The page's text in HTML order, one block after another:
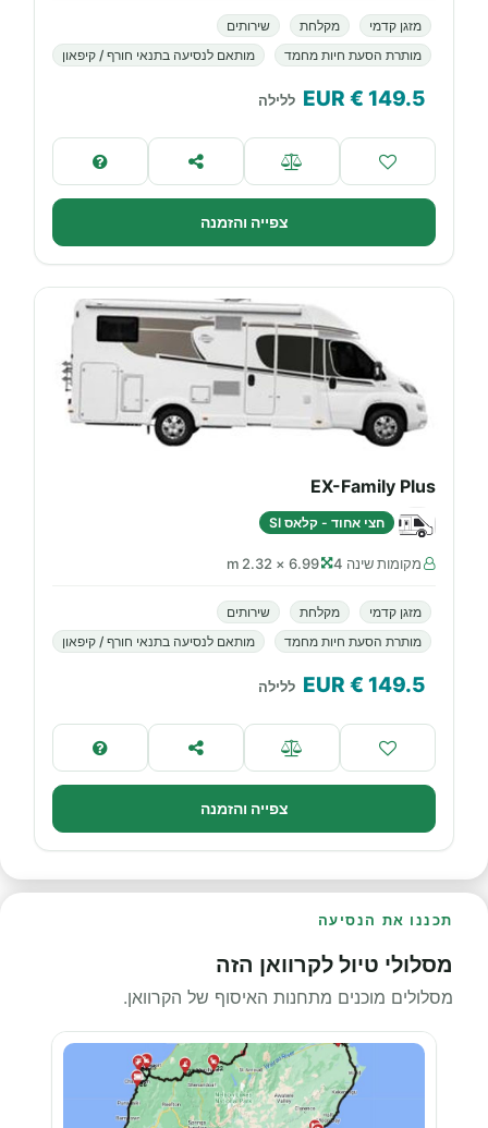
מזגן קדמי מקלחת
שירותים
מותרת הסעת חיות מחמד
מותאם לנסיעה בתנאי חורף / קיפאון
149.5
€ EUR ללילה
צפייה והזמנה
EX-Family Plus
חצי אחוד - קלאס SI
מקומות שינה 4 6.99 × 2.32 m
מזגן קדמי מקלחת
שירותים
מותרת הסעת חיות מחמד
מותאם לנסיעה בתנאי חורף / קיפאון
149.5
€ EUR ללילה
צפייה והזמנה
תכננו את הנסיעה
מסלולי טיול לקרוואן הזה
מסלולים מוכנים מתחנות האיסוף של הקרוואן.